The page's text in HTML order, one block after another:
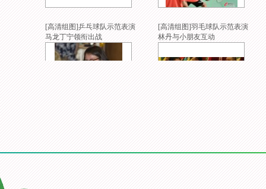
[高清组图]乒乓球队示范表演
马龙丁宁领衔出战
[高清组图]羽毛球队示范表演
林丹与小朋友互动
团访港出席欢迎酒会
举行 众健儿参会